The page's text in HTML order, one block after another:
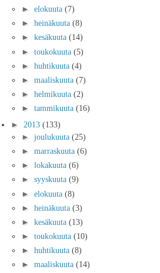
► elokuuta (7)
► heinäkuuta (8)
► kesäkuuta (14)
► toukokuuta (5)
► huhtikuuta (4)
► maaliskuuta (7)
► helmikuuta (2)
► tammikuuta (16)
► 2013 (133)
► joulukuuta (25)
► marraskuuta (6)
► lokakuuta (6)
► syyskuuta (9)
► elokuuta (8)
► heinäkuuta (3)
► kesäkuuta (13)
► toukokuuta (10)
► huhtikuuta (8)
► maaliskuuta (14)